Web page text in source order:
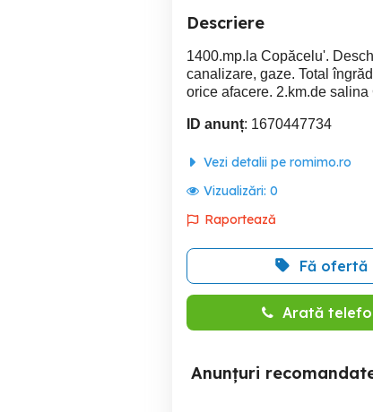
Descriere
1400.mp.la Copăcelu'.
canalizare, gaze. Total
orice afacere. 2.km.de
ID anunț: 1670447734
Vezi detalii pe romimo.ro
Vizualizări: 0
Raportează
Fă ofertă
Arată
Anunțuri